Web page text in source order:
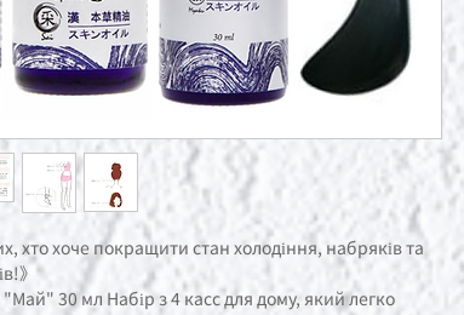
хто хоче покращити стан холодіння, набряків та
》
30 мл Набір з 4 касс для дому, який легко